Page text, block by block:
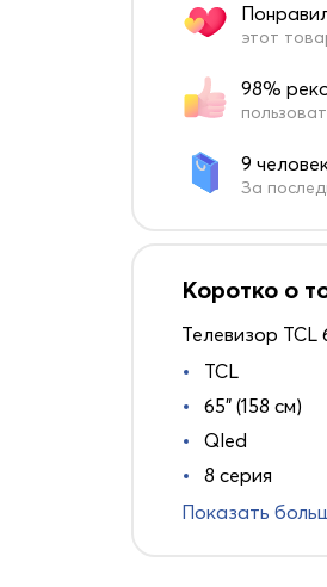
этот
98%
9
За
Коротко о
Телевизор
TCL
65" (158 см)
Qled
8 серия
Показать